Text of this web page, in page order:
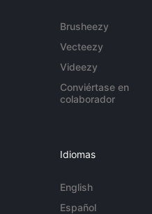
Brusheezy
Vecteezy
Videezy
Conviértase en
colaborador
Idiomas
English
Español